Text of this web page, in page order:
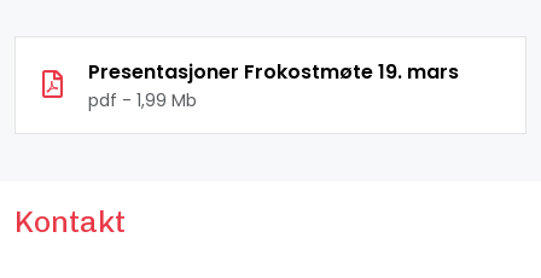
Presentasjoner Frokostmøte 19. mars
pdf - 1,99 Mb
Kontakt